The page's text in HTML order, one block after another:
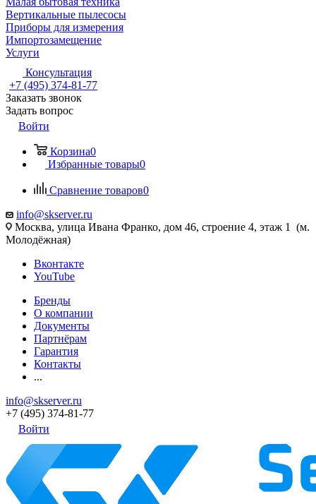
Вертикальные пылесосы
Приборы для измерения
Импортозамещение
Услуги
Консультация
+7 (495) 374-81-77
Заказать звонок
Задать вопрос
Войти
Корзина0
Избранные товары0
Сравнение товаров0
info@skserver.ru
Москва, улица Ивана Франко, дом 46, строение 4, этаж 1 (м.
Молодёжная)
Вконтакте
YouTube
Бренды
О компании
Документы
Партнёрам
Гарантия
Контакты
...
info@skserver.ru
+7 (495) 374-81-77
Войти